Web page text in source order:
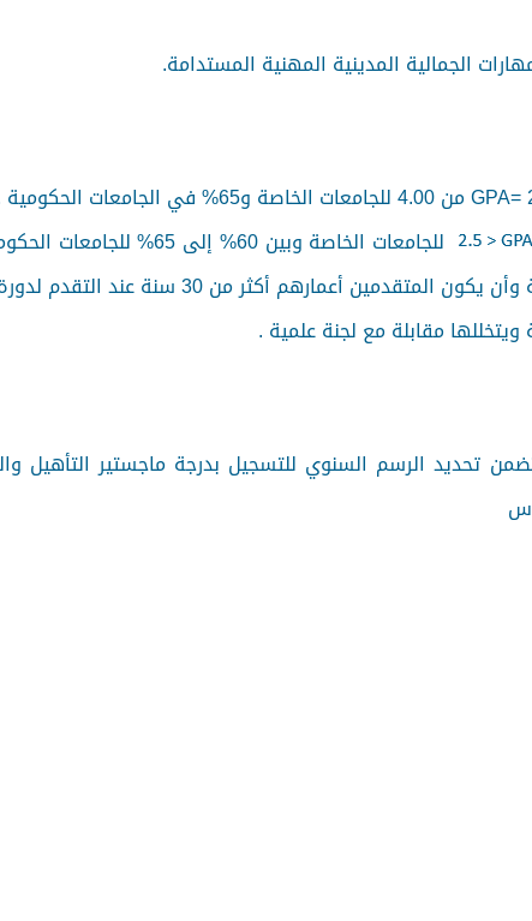
الجمالية المدينية المهنية المستدامة.
للجامعات الخاصة وبين 60%
مقابلة مع لجنة علمية .
لقرار مجلس التعليم العالي رقم /214/ تاريخ 2/6/2024 المتضمن تحديد الرسم السنوي للتسجيل